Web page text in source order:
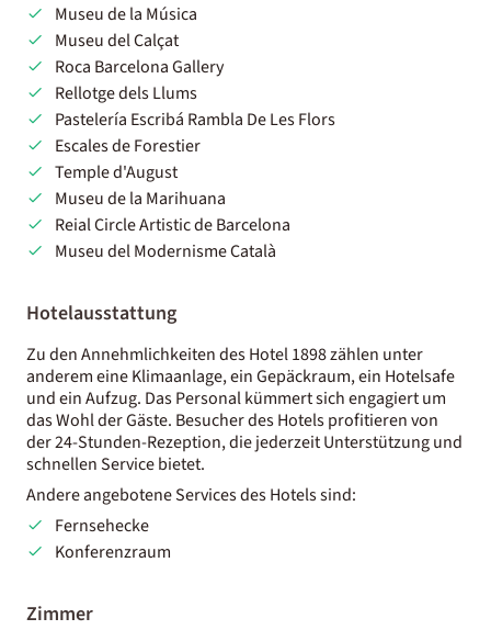
Museu de la Música
Museu del Calçat
Roca Barcelona Gallery
Rellotge dels Llums
Pastelería Escribá Rambla De Les Flors
Escales de Forestier
Temple d'August
Museu de la Marihuana
Reial Circle Artistic de Barcelona
Museu del Modernisme Català
Hotelausstattung
Zu den Annehmlichkeiten des Hotel 1898 zählen unter
anderem eine Klimaanlage, ein Gepäckraum, ein Hotelsafe
und ein Aufzug. Das Personal kümmert sich engagiert um
das Wohl der Gäste. Besucher des Hotels profitieren von
der 24-Stunden-Rezeption, die jederzeit Unterstützung und
schnellen Service bietet.
Andere angebotene Services des Hotels sind:
Fernsehecke
Konferenzraum
Zimmer